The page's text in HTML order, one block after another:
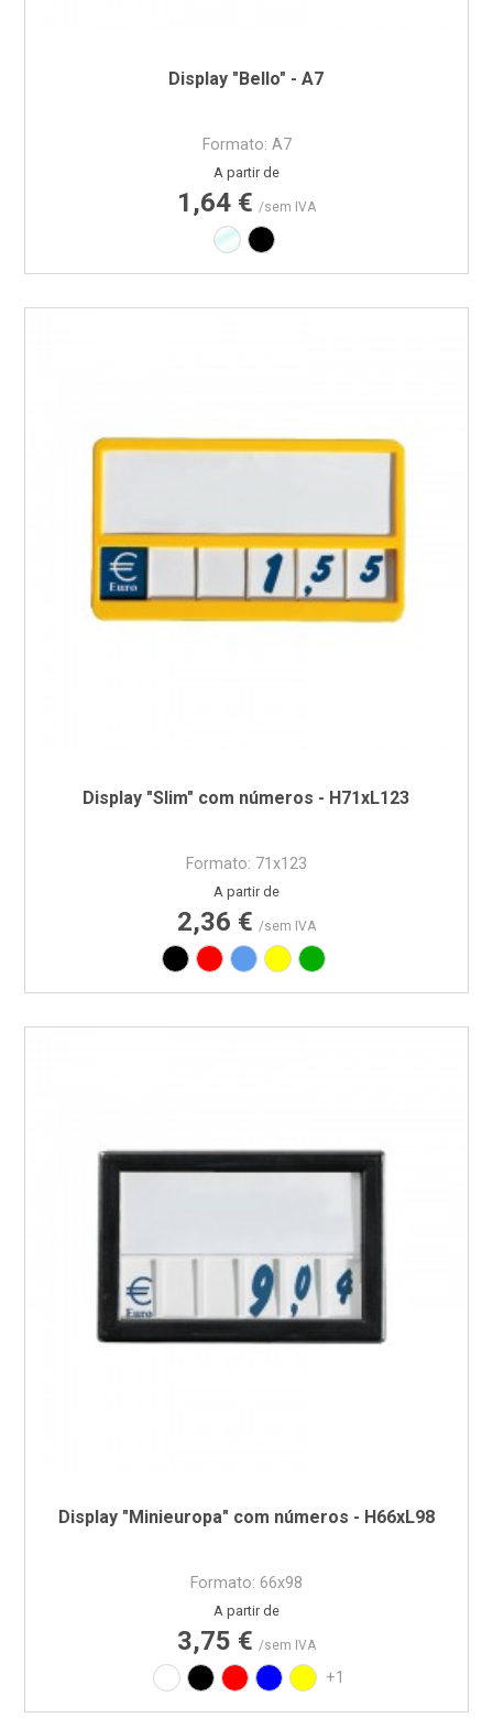
Display "Bello" - A7
Formato: A7
Preço
A partir de
1,64 € /sem IVA
Transparente
Preto
Display "Slim" com números - H71xL123
Formato: 71x123
Preço
A partir de
2,36 € /sem IVA
Preto Vermelho
Azul AmareloVerde
Display "Minieuropa" com números - H66xL98
Formato: 66x98
Preço
A partir de
3,75 € /sem IVA
BrancoPreto Vermelho
Azul Amarelo
+1